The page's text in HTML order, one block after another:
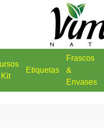
Etiquetas
Frascos
&
Envases